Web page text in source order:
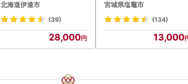
付き》うに ウニ 雲丹 海鮮
海の幸 魚介類 ウニ丼 お寿
取り寄せ 山村水産 送料無
北海道伊達市
(39)
28,000
宮城県塩竈市
(134)
13,000